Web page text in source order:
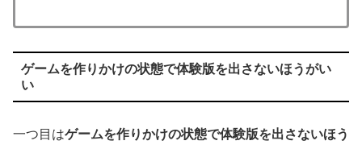
ゲームを作りかけの状態で体験版を出さないほうがい
い
一つ目はゲームを作りかけの状態で体験版を出さないほう